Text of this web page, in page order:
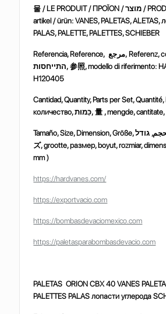
물 / LE PRODUIT / ΠΡΟΪΟΝ /מוצר /
artikel / ürün: VANES, PALETAS, ALETAS,
PALAS, PALETTE, PALETTES, SCHIEBER
Referencia, Reference,مرجع, Referenz,
התייחסות,参照, modello di riferimento:
H120405
Cantidad, Quantity, Parts per Set,
количество,כַּמוּת,量 , mengde,
Tamaño, Size, Dimension, Größe, , גודל
ズ, grootte,размер, boyut, rozmiar,
mm )
https://hardvanes.com/
https://exportvacio.com
https://bombasdevaciomexico.com
https://paletasparabombasdevacio.com
PALETAS ORION CBX 40 VANES
PALETTES PALASлопасти углерода